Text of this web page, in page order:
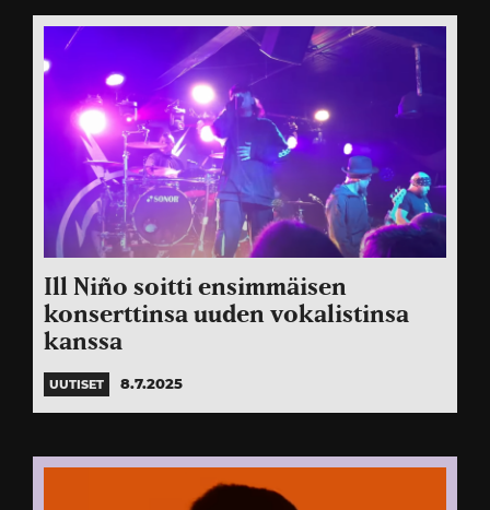
Ill Niño soitti ensimmäisen
konserttinsa uuden vokalistinsa
kanssa
UUTISET 8.7.2025